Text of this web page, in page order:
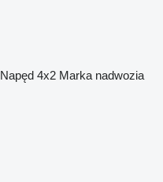
Napęd 4x2 Marka nadwozia